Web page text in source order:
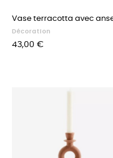
Vase terracotta avec
Décoration
Prix
43,00 €